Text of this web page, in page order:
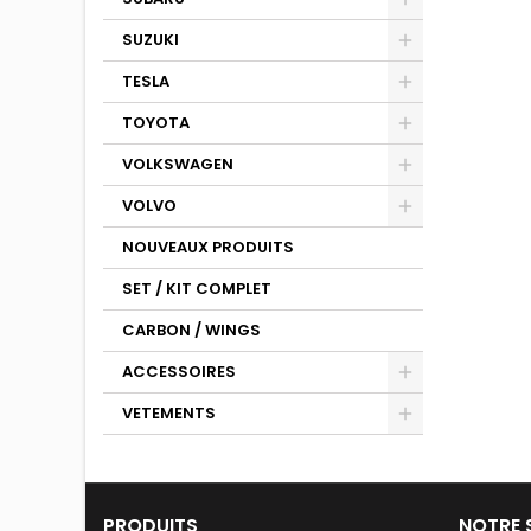
SUZUKI
TESLA
TOYOTA
VOLKSWAGEN
VOLVO
NOUVEAUX PRODUITS
SET / KIT COMPLET
CARBON / WINGS
ACCESSOIRES
VETEMENTS